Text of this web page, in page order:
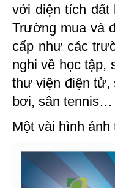
với diện tích đất
Trường mua và
cấp như các
nghi về học tập,
thư viện điện tử,
bơi, sân tennis…
Một vài hình